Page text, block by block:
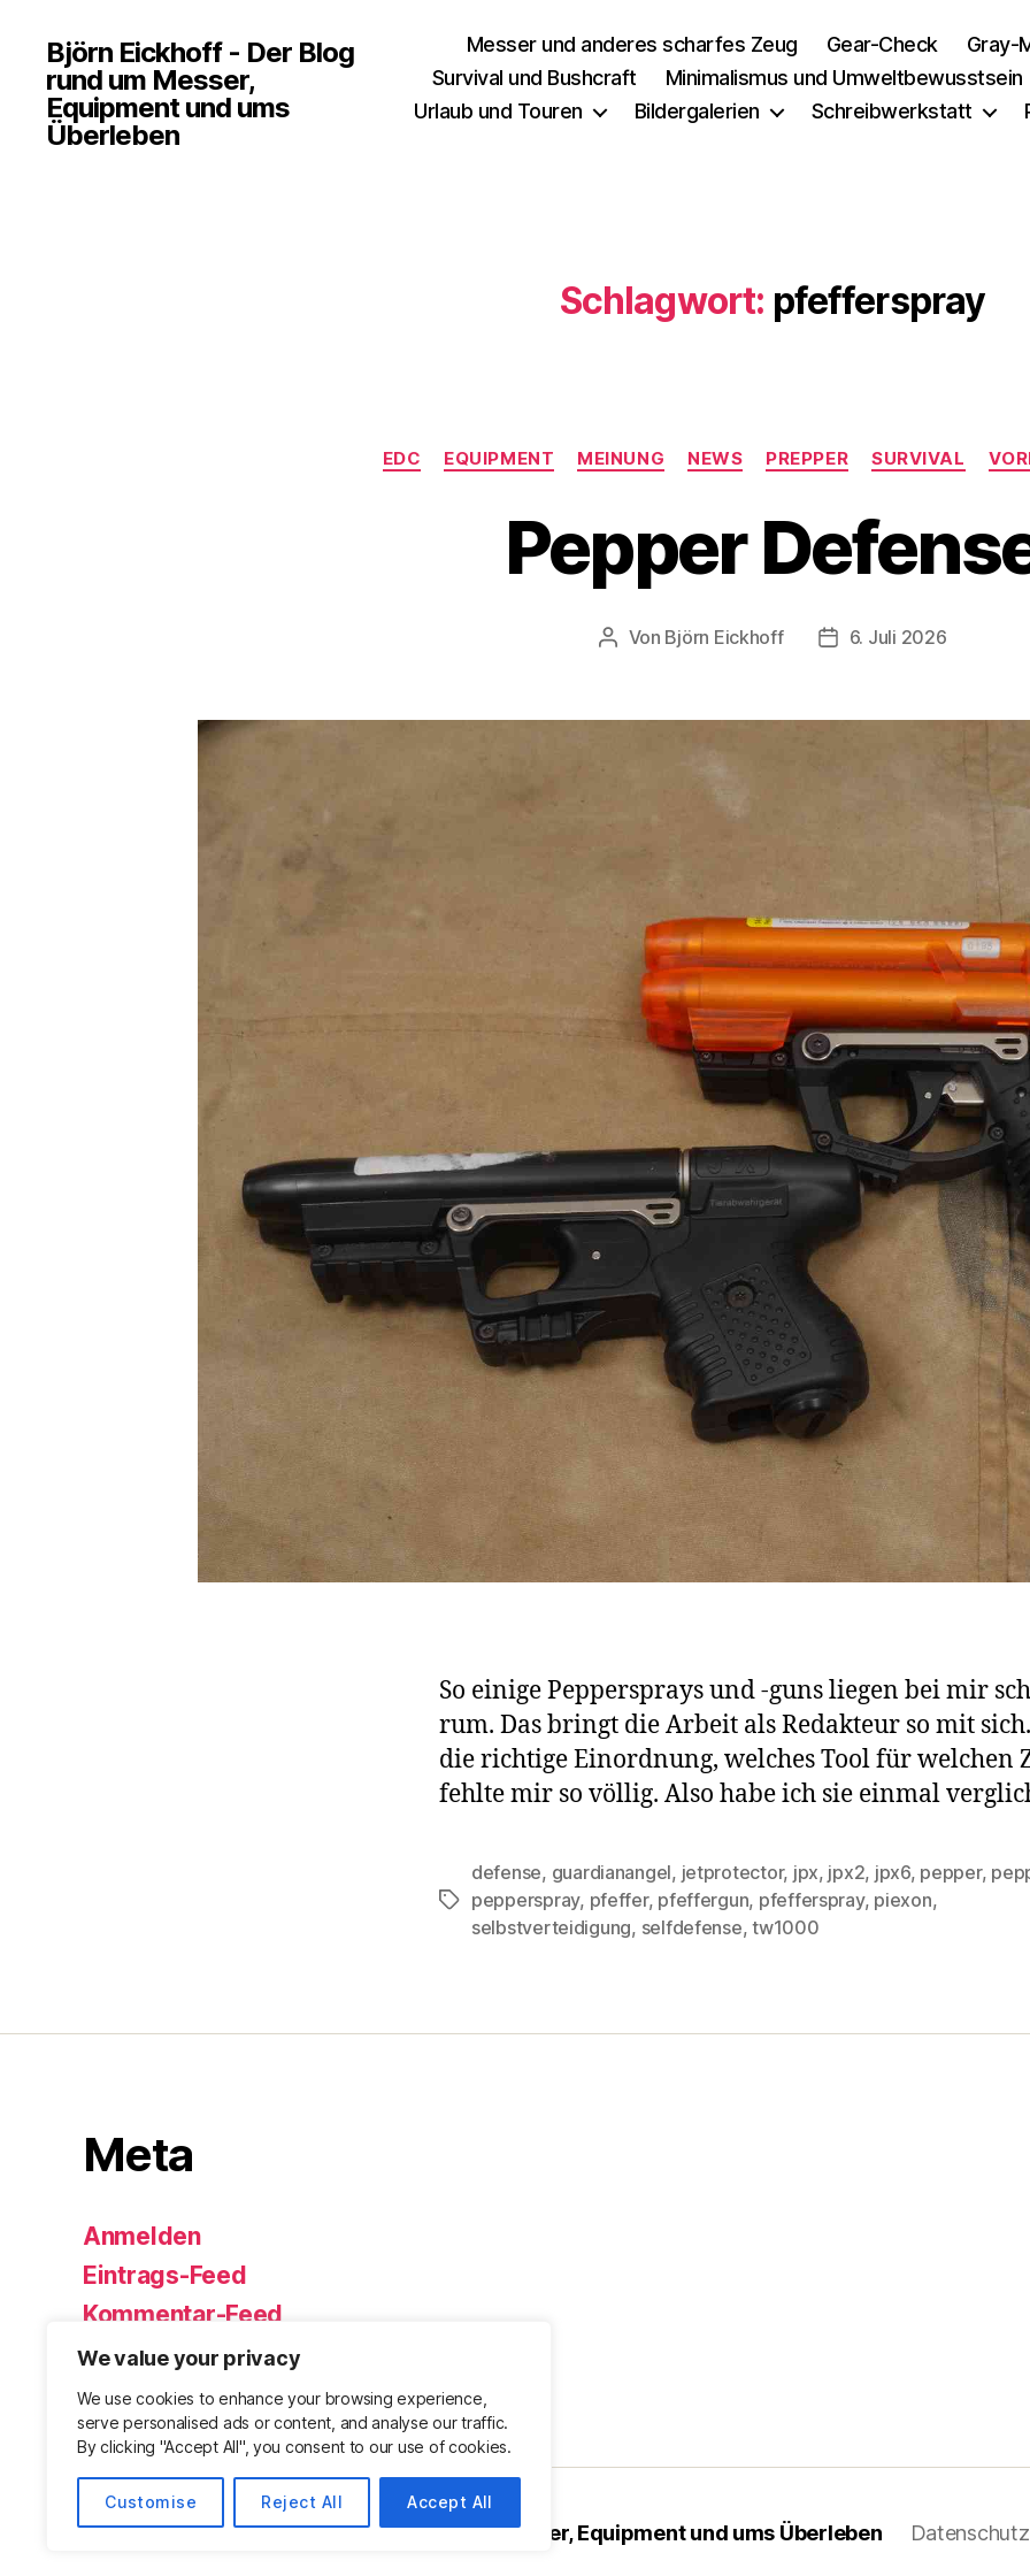
We value your privacy
We use cookies to enhance your browsing experience,
serve personalised ads or content, and analyse our traffic.
By clicking "Accept All", you consent to our use of cookies.
Customise Reject All Accept All
Björn Eickhoff - Der Blog
rund um Messer,
Equipment und ums
Überleben
Messer und anderes scharfes Zeug Gear-Check
Gray-
Survival und Bushcraft
Minimalismus und Umweltbewusstsein
Urlaub und Touren
Bildergalerien Schreibwerkstatt
Schlagwort: pfefferspray
Kategorien
EDC EQUIPMENT MEINUNG NEWS PREPPER SURVIVAL
Pepper
Beitragsautor
Von Björn Eickhoff Veröffentlichungsdatum
6. Juli 2026
So einige Peppersprays und -guns liegen bei mir
rum. Das bringt die Arbeit als Redakteur so mit
die richtige Einordnung, welches Tool für welchen
fehlte mir so völlig. Also habe ich sie einmal
Schlagwörter
defense, guardianangel, jetprotector, jpx, jpx2, jpx6, pepper,
pepperspray, pfeffer, pfeffergun, pfefferspray, piexon,
selbstverteidigung, selfdefense,tw1000
Meta
Anmelden
Eintrags-Feed
Kommentar-Feed
WordPress.org
© 2026Björn Eickhoff – Der Blog rund um Messer, Equipment und ums Überleben Datenschutz